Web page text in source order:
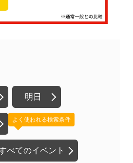
明日
べてのイベント
よく使われる検索条件